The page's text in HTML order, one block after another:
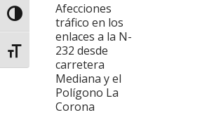
Alternar alto contraste
Alternar tamaño de letra
Afecciones
tráfico en los
enlaces a la N-
232 desde
carretera
Mediana y el
Polígono La
Corona